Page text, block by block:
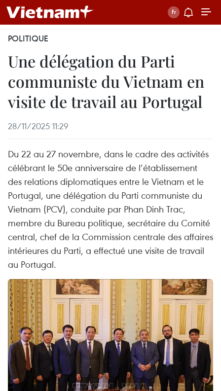
POLITIQUE
Une délégation du Parti
communiste du Vietnam en
visite de travail au Portugal
28/11/2025 11:29
Du 22 au 27 novembre, dans le cadre des activités
célébrant le 50e anniversaire de l’établissement
des relations diplomatiques entre le Vietnam et le
Portugal, une délégation du Parti communiste du
Vietnam (PCV), conduite par Phan Dinh Trac,
membre du Bureau politique, secrétaire du Comité
central, chef de la Commission centrale des affaires
intérieures du Parti, a effectué une visite de travail
au Portugal.